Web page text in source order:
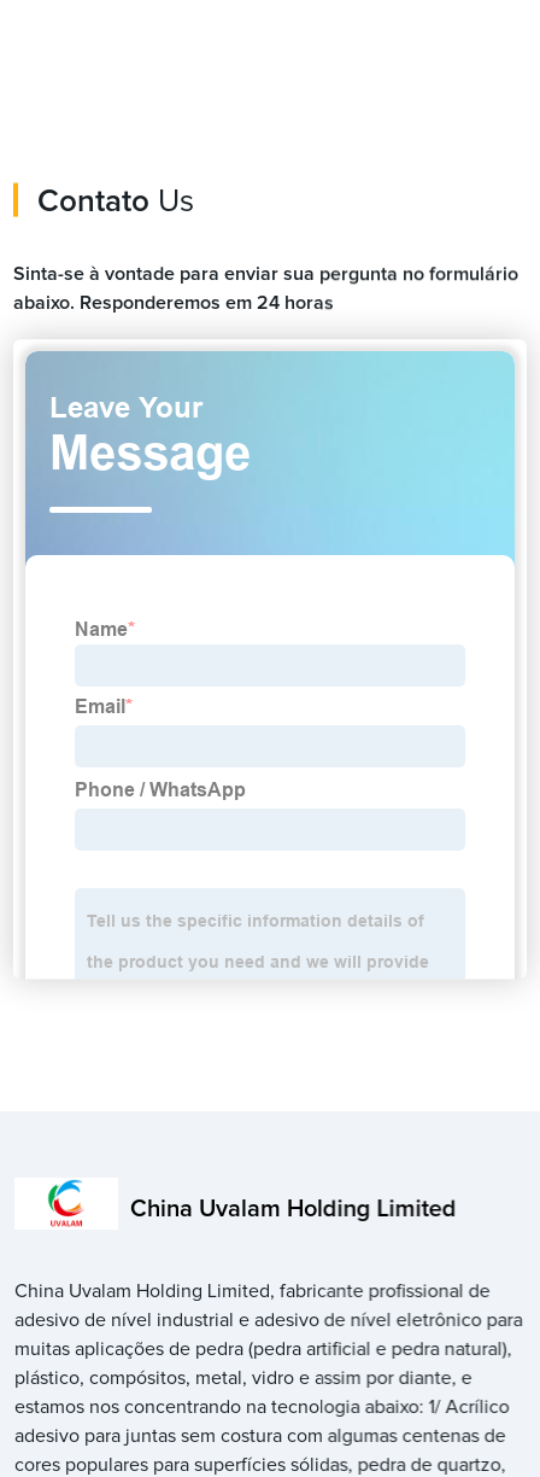
Contato Us
Sinta-se à vontade para enviar sua pergunta no formulário
abaixo. Responderemos em 24 horas
China Uvalam Holding Limited
China Uvalam Holding Limited, fabricante profissional de
adesivo de nível industrial e adesivo de nível eletrônico para
muitas aplicações de pedra (pedra artificial e pedra natural),
plástico, compósitos, metal, vidro e assim por diante, e
estamos nos concentrando na tecnologia abaixo: 1/ Acrílico
adesivo para juntas sem costura com algumas centenas de
cores populares para superfícies sólidas, pedra de quartzo,